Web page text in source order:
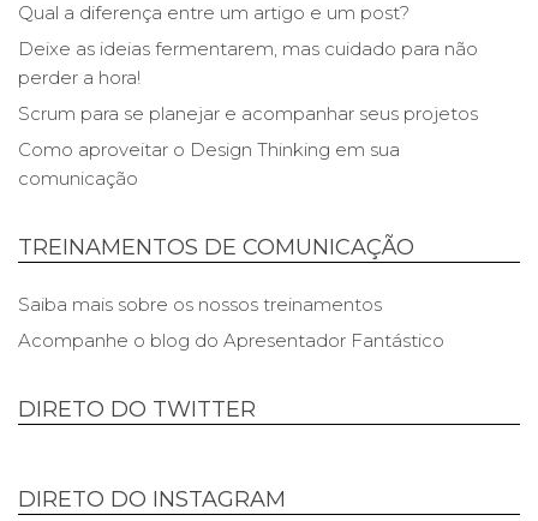
Qual a diferença entre um artigo e um post?
Deixe as ideias fermentarem, mas cuidado para não
perder a hora!
Scrum para se planejar e acompanhar seus projetos
Como aproveitar o Design Thinking em sua
comunicação
TREINAMENTOS DE COMUNICAÇÃO
Saiba mais sobre os nossos treinamentos
Acompanhe o blog do Apresentador Fantástico
DIRETO DO TWITTER
DIRETO DO INSTAGRAM